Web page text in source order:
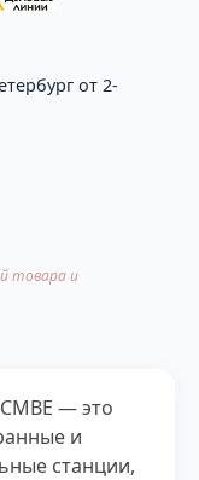
товара и
— это
и
станции,